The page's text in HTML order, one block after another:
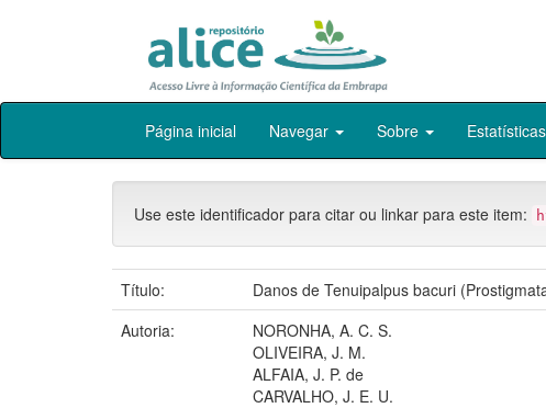
Skip
Página inicial Navegar Sobre Estatísticas
Use este identificador para citar ou linkar para este item:
Título:
Danos de Tenuipalpus bacuri
Autoria:
NORONHA, A. C. S.
OLIVEIRA, J. M.
ALFAIA, J. P. de
CARVALHO, J. E. U.